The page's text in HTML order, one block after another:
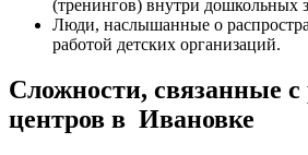
(тренингов) внутри дошкольных
Люди, наслышанные о
работой детских организаций.
Сложности, связанные с
центров в Ивановке